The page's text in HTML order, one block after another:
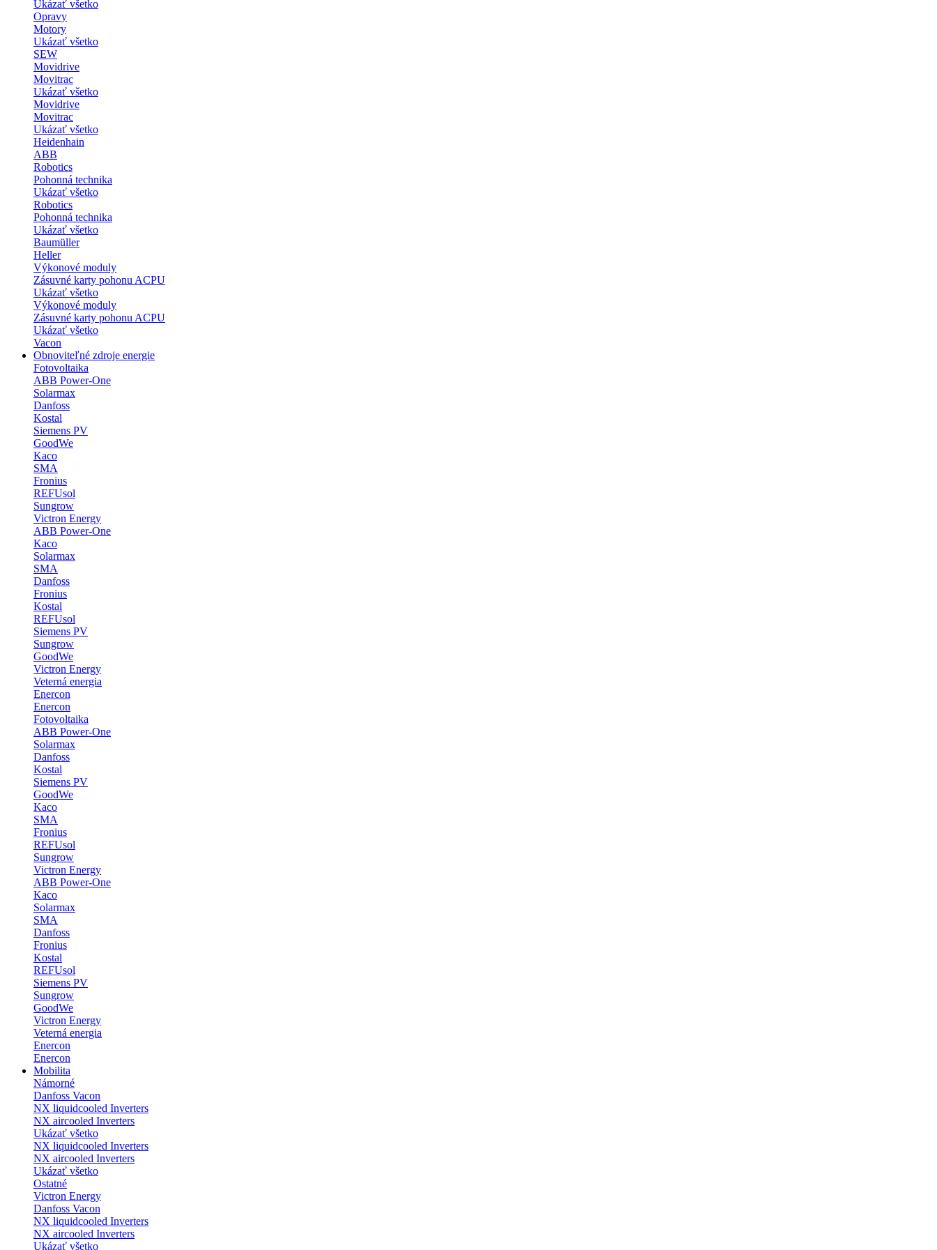
Ukázať všetko
Opravy
Motory
Ukázať všetko
SEW
Movidrive
Movitrac
Ukázať všetko
Movidrive
Movitrac
Ukázať všetko
Heidenhain
ABB
Robotics
Pohonná technika
Ukázať všetko
Robotics
Pohonná technika
Ukázať všetko
Baumüller
Heller
Výkonové moduly
Zásuvné karty pohonu ACPU
Ukázať všetko
Výkonové moduly
Zásuvné karty pohonu ACPU
Ukázať všetko
Vacon
Obnoviteľné zdroje energie
Fotovoltaika
ABB Power-One
Solarmax
Danfoss
Kostal
Siemens PV
GoodWe
Kaco
SMA
Fronius
REFUsol
Sungrow
Victron Energy
ABB Power-One
Kaco
Solarmax
SMA
Danfoss
Fronius
Kostal
REFUsol
Siemens PV
Sungrow
GoodWe
Victron Energy
Veterná energia
Enercon
Enercon
Fotovoltaika
ABB Power-One
Solarmax
Danfoss
Kostal
Siemens PV
GoodWe
Kaco
SMA
Fronius
REFUsol
Sungrow
Victron Energy
ABB Power-One
Kaco
Solarmax
SMA
Danfoss
Fronius
Kostal
REFUsol
Siemens PV
Sungrow
GoodWe
Victron Energy
Veterná energia
Enercon
Enercon
Mobilita
Námorné
Danfoss Vacon
NX liquidcooled Inverters
NX aircooled Inverters
Ukázať všetko
NX liquidcooled Inverters
NX aircooled Inverters
Ukázať všetko
Ostatné
Victron Energy
Danfoss Vacon
NX liquidcooled Inverters
NX aircooled Inverters
Ukázať všetko